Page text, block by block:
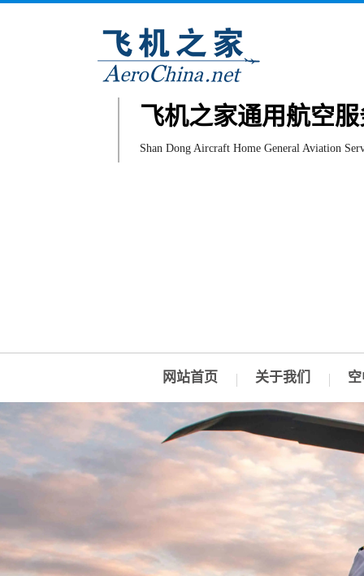
飞机之家通用航空
Shan Dong Aircraft Home General Aviation
网站首页 关于我们